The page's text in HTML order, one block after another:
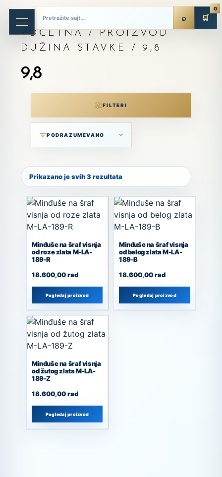
POČETNA
/ PROIZVOD
DUŽINA STAVKE / 9,8
9,8
FILTERI
Prikazano je svih 3 rezultata
Minđuše na šraf visnja
od roze zlata M-LA-
189-R
18.600,00rsd
Pogledaj proizvod
Minđuše na šraf visnja
od belog zlata M-LA-
189-B
18.600,00rsd
Pogledaj proizvod
Minđuše na šraf visnja
od žutog zlata M-LA-
189-Z
18.600,00rsd
Pogledaj proizvod
🛒
0